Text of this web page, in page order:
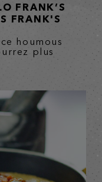
FRANK’S
FRANK'S
houmous
plus